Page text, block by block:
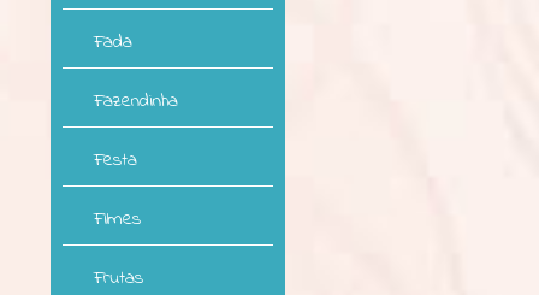
Fada
Fazendinha
Festa
Filmes
Frutas